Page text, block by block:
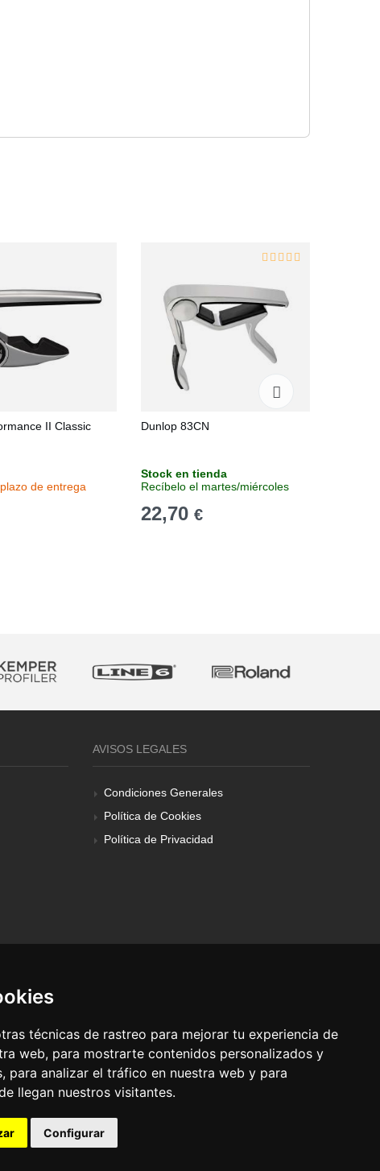
técnicas de rastreo para mejorar tu experiencia de
web, para mostrarte contenidos personalizados y
para analizar el tráfico en nuestra web y para
llegan nuestros visitantes.
Configurar
II Classic
de entrega
Dunlop 83CN
Stock en tienda
Recíbelo el martes/miércoles
22,70 €
AVISOS LEGALES
Condiciones Generales
Política de Cookies
Política de Privacidad
© Pronorte Sonido SL. Todos los derechos reservados.